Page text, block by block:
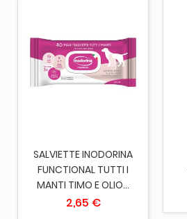
SALVIETTE INODORINA
FUNCTIONAL TUTTI I
MANTI TIMO E OLIO...
2,65 €